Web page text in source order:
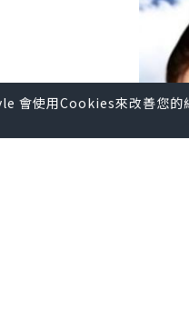
會使用Cookies來改善您的